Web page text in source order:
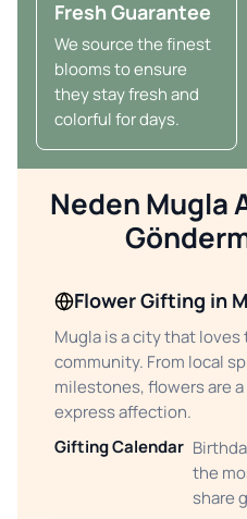
Fresh Guarantee
We source the finest
blooms to ensure
they stay fresh and
colorful for days.
Neden Mugla
Flower Gifting in
Mugla is a city that
community. From local
milestones, flowers are
express affection.
Gifting Calendar
the
share